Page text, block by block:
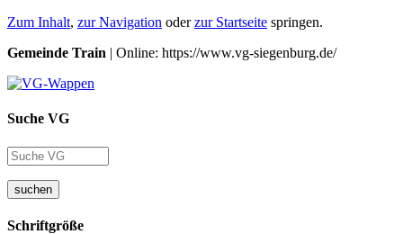
Zum Inhalt, zur Navigation oderzur Startseite springen.
Gemeinde Train | Online: https://www.vg-siegenburg.de/
Suche VG
suchen
Schriftgröße